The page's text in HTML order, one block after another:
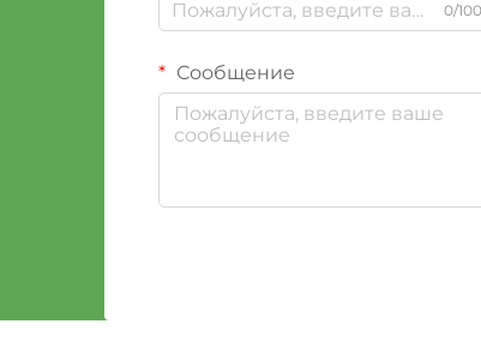
0/100
Сообщение